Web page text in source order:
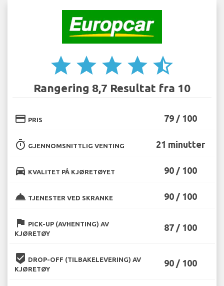
star star star star star_half
Rangering 8,7 Resultat fra 10
credit_card PRIS 79 / 100
timer GJENNOMSNITTLIG VENTING 21 minutter
directions_car KVALITET PÅ KJØRETØYET 90 / 100
room_service TJENESTER VED SKRANKE 90 / 100
flag PICK-UP (AVHENTING) AV
KJØRETØY
87 / 100
beenhere DROP-OFF (TILBAKELEVERING) AV
KJØRETØY
90 / 100